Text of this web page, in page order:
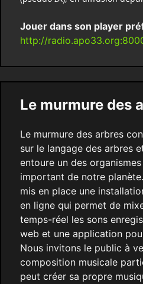
Jouer dans son player
http://
Le murmure des
Le murmure des arbres
sur le langage des arbres
entoure un des
important de notre
mis en place une
en ligne qui permet de
temps-réel les sons
web et une application
Nous invitons le public à
composition musicale
peut créer sa propre